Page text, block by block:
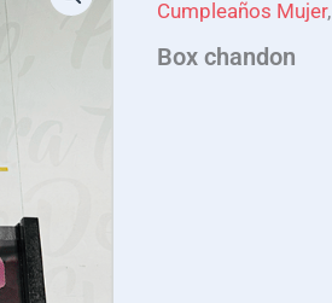
Cumpleaños Mujer,
Box chandon